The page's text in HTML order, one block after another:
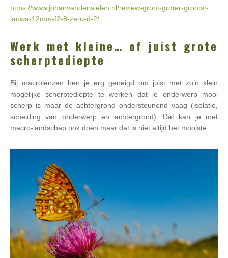
https://www.johanvanderwielen.nl/review-groot-groter-grootst-
laowa-12mm-f2-8-zero-d-2/
Werk met kleine… of juist grote
scherptediepte
Bij macrolenzen ben je erg geneigd om juist met zo’n klein
mogelijke scherptediepte te werken dat je onderwerp mooi
scherp is maar de achtergrond ondersteunend vaag (isolatie,
scheiding van onderwerp en achtergrond). Dat kan je met
macro-landschap ook doen maar dat is niet altijd het mooiste.